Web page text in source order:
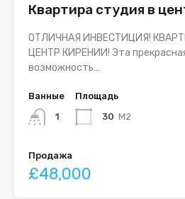
Квартира студия в
ОТЛИЧНАЯ ИНВЕСТИЦИЯ!
ЦЕНТР КИРЕНИИ! Эта
возможность…
Ванные
1
Площадь
30 M2
Продажа
£48,000